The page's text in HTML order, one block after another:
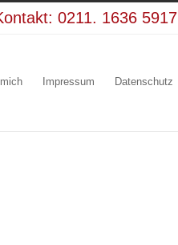
0211. 1636 5917
Impressum Datenschutz